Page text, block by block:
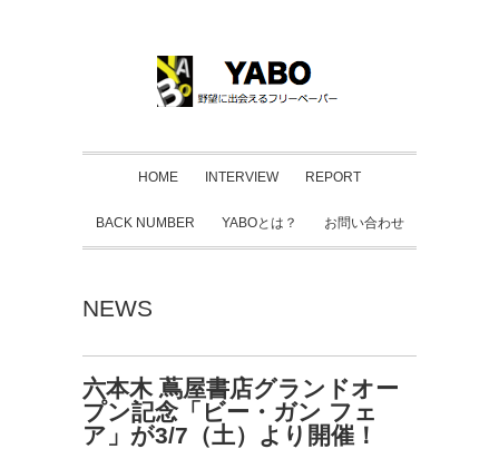
HOME INTERVIEW REPORT
BACK NUMBER YABOとは？ お問い合わせ
NEWS
六本木 蔦屋書店グランドオー
プン記念「ビー・ガン フェ
ア」が3/7（土）より開催！